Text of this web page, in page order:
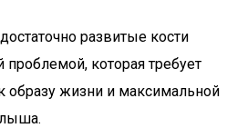
развитые кости
проблемой, которая требует
образу жизни и максимальной